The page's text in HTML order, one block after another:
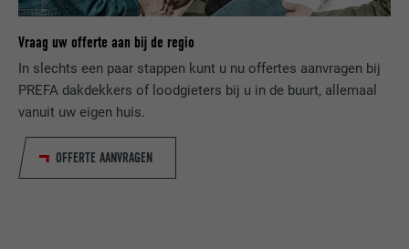
Vraag uw offerte aan bij de regio
In slechts een paar stappen kunt u nu offertes aanvragen bij
PREFA dakdekkers of loodgieters bij u in de buurt, allemaal
vanuit uw eigen huis.
OFFERTE AANVRAGEN
DOEL
website door de bezoeker.
NAAM
DOEL
Slaat de door de gebruiker geselecteerde
taalversie van een website op.
NAAM lang